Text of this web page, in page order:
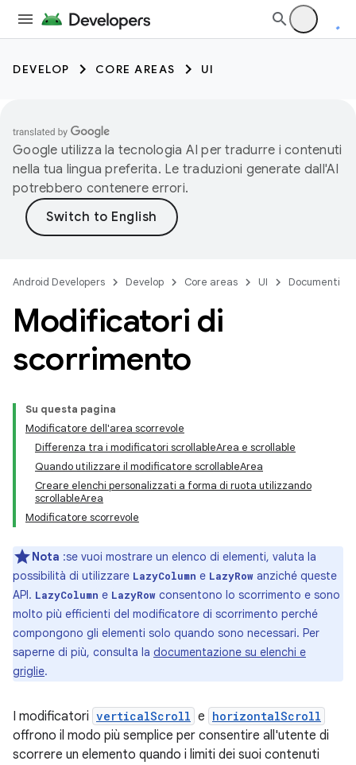
DEVELOP CORE AREAS UI
Google utilizza la tecnologia AI per tradurre i contenuti
nella tua lingua preferita. Le traduzioni generate dall'AI
potrebbero contenere errori.
Android Developers Develop Core areas UI Documenti
Modificatori di
scorrimento
Su questa pagina
Modificatore dell'area scorrevole
Differenza tra i modificatori scrollableArea e scrollable
Quando utilizzare il modificatore scrollableArea
Creare elenchi personalizzati a forma di ruota utilizzando
scrollableArea
Modificatore scorrevole
Nota :se vuoi mostrare un elenco di elementi, valuta la
possibilità di utilizzare LazyColumn e LazyRow anziché queste
API. LazyColumn e LazyRow consentono lo scorrimento e sono
molto più efficienti del modificatore di scorrimento perché
compongono gli elementi solo quando sono necessari. Per
saperne di più, consulta la documentazione su elenchi e
griglie.
I modificatori verticalScroll e horizontalScroll
offrono il modo più semplice per consentire all'utente di
scorrere un elemento quando i limiti dei suoi contenuti